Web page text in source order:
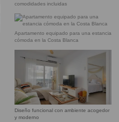
comodidades incluidas
Apartamento equipado para una estancia
cómoda en la Costa Blanca
Diseño funcional con ambiente acogedor
y moderno